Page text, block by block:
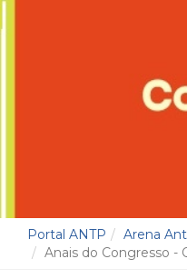
Portal ANTP
Arena
Anais do Congresso -